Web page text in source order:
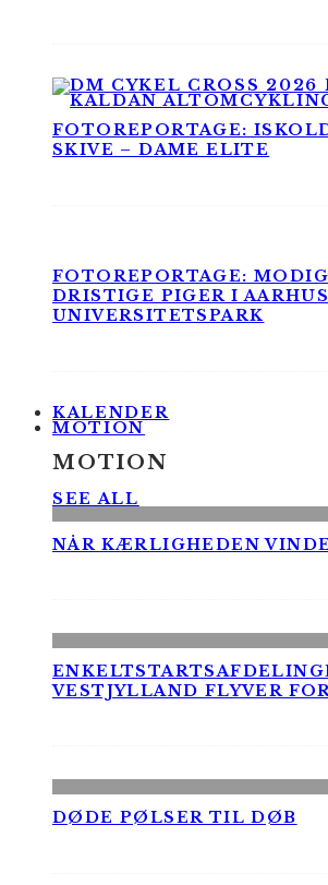
FOTOREPORTAGE:
SKIVE – DAME ELITE
FOTOREPORTAGE:
DRISTIGE PIGER I AARHUS
UNIVERSITETSPARK
KALENDER
MOTION
MOTION
SEE ALL
NÅR KÆRLIGHEDEN
VESTJYLLAND FLYVER
DØDE PØLSER TIL DØB